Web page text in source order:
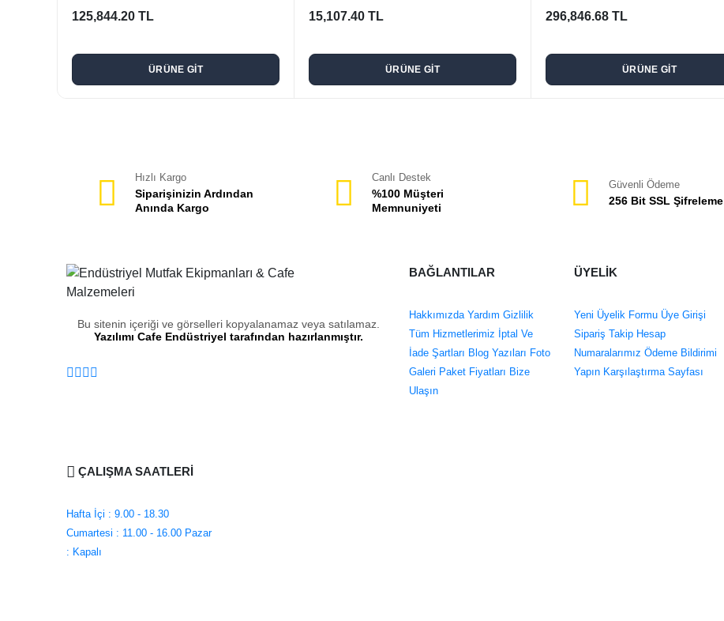
125,844.20 TL
ÜRÜNE GİT
15,107.40 TL
ÜRÜNE GİT
296,846.68 TL
ÜRÜNE GİT
Hızlı Kargo
Siparişinizin Ardından
Anında Kargo
Canlı Destek
%100 Müşteri
Memnuniyeti
Güvenli Ödeme
256 Bit SSL Şifreleme
Bu sitenin içeriği ve görselleri kopyalanamaz veya satılamaz.
Yazılımı Cafe Endüstriyel tarafından hazırlanmıştır.
BAĞLANTILAR
HakkımızdaYardım Gizlilik
Tüm Hizmetlerimiz İptal Ve
İade Şartları Blog Yazıları Foto
Galeri Paket Fiyatları Bize
Ulaşın
ÜYELİK
Yeni Üyelik Formu Üye Girişi
Sipariş Takip Hesap
Numaralarımız Ödeme Bildirimi
Yapın Karşılaştırma Sayfası
ÇALIŞMA SAATLERİ
Hafta İçi : 9.00 - 18.30
Cumartesi : 11.00 - 16.00 Pazar
: Kapalı